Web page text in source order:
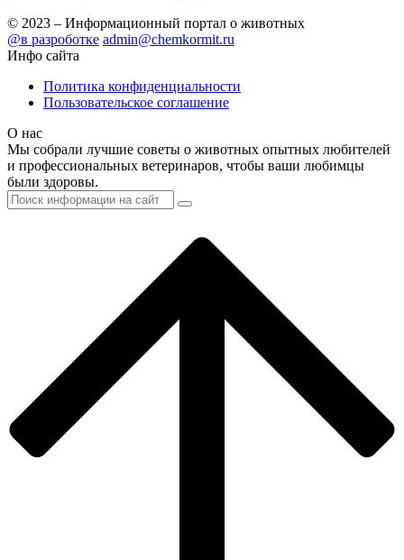
© 2023 – Информационный портал о животных
@в разроботке admin@chemkormit.ru
Инфо сайта
Политика конфиденциальности
Пользовательское соглашение
О нас
Мы собрали лучшие советы о животных опытных любителей
и профессиональных ветеринаров, чтобы ваши любимцы
были здоровы.